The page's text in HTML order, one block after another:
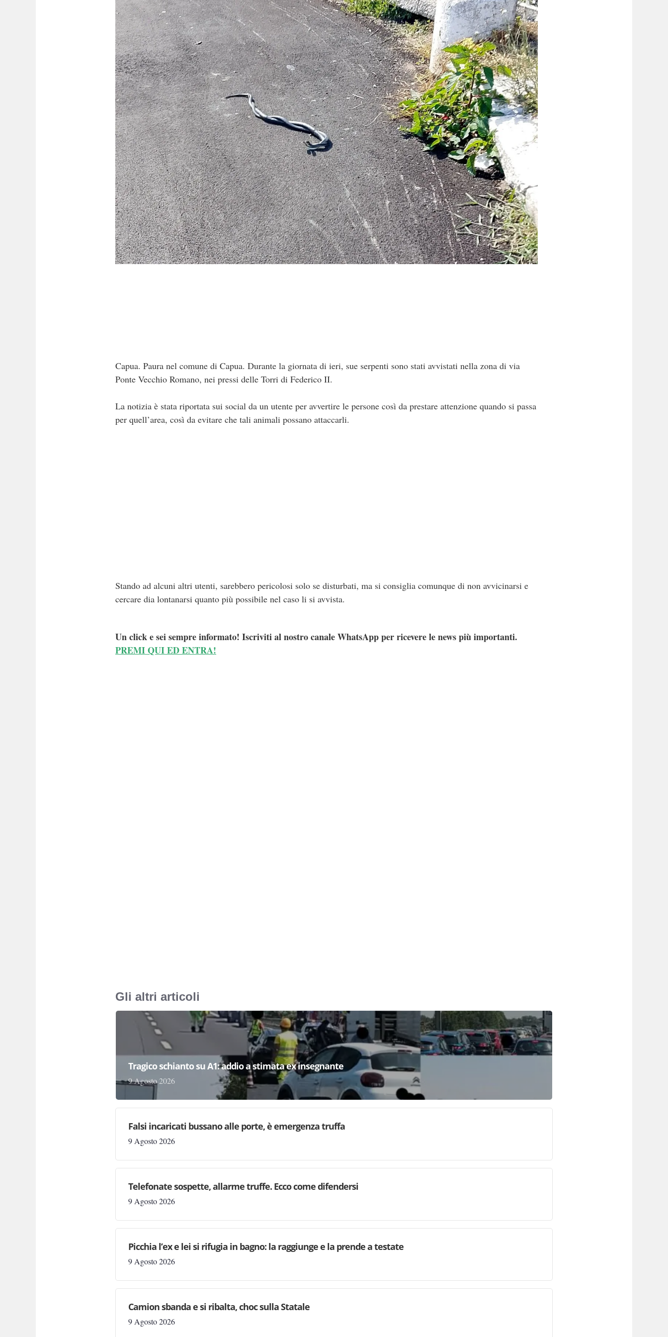
Capua. Paura nel comune di Capua. Durante la giornata di ieri, sue serpenti sono stati avvistati nella zona di via
Ponte Vecchio Romano, nei pressi delle Torri di Federico II.
La notizia è stata riportata sui social da un utente per avvertire le persone così da prestare attenzione quando si passa
per quell’area, così da evitare che tali animali possano attaccarli.
Stando ad alcuni altri utenti, sarebbero pericolosi solo se disturbati, ma si consiglia comunque di non avvicinarsi e
cercare dia lontanarsi quanto più possibile nel caso li si avvista.
Un click e sei sempre informato! Iscriviti al nostro canale WhatsApp per ricevere le news più importanti.
PREMI QUI ED ENTRA!
Gli altri articoli
Tragico schianto su A1: addio a stimata ex insegnante
9 Agosto 2026
Falsi incaricati bussano alle porte, è emergenza truffa
9 Agosto 2026
Telefonate sospette, allarme truffe. Ecco come difendersi
9 Agosto 2026
Picchia l’ex e lei si rifugia in bagno: la raggiunge e la prende a testate
9 Agosto 2026
Camion sbanda e si ribalta, choc sulla Statale
9 Agosto 2026